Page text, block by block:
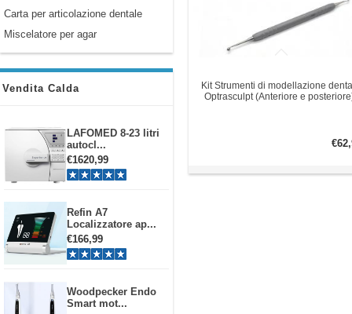
Carta per articolazione dentale
Miscelatore per agar
Vendita Calda
LAFOMED 8-23 litri
autocl...
€1620,99
Refin A7
Localizzatore ap...
€166,99
Woodpecker Endo
Smart mot...
Kit Strumenti di modellazione
Optrasculpt (Anteriore e